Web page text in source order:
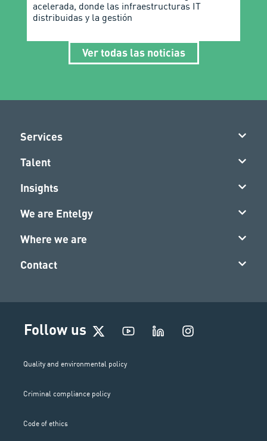
acelerada, donde las infraestructuras IT
distribuidas y la gestión
Ver todas las noticias
Services
Talent
Insights
We are Entelgy
Where we are
Contact
Follow us
I
n
Quality and environmental policy
Criminal compliance policy
Code of ethics